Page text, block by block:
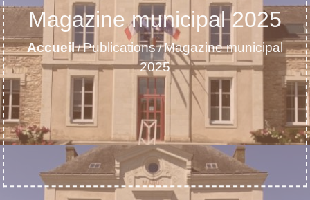
Magazine municipal 2025
Accueil/Publications/Magazine municipal
2025